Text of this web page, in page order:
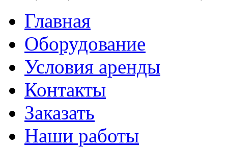
Главная
Оборудование
Условия аренды
Контакты
Заказать
Наши работы